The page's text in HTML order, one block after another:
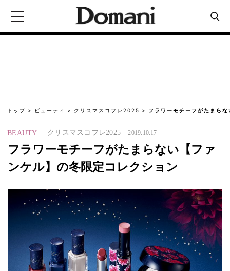
トップ ビューティ クリスマスコフレ2025 フラワーモチーフがたまら
BEAUTY クリスマスコフレ2025 2019.10.17
フラワーモチーフがたまらない【ファ
ンケル】の冬限定コレクション